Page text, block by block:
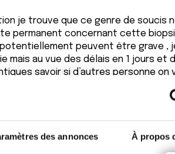
des annonces À propos
je trouve que ce genre de soucis
permanent concernant cette
peuvent être grave ,
mais au vue des délais en 1 jours et
savoir si d’autres personne on
en octobre 2023 pour le
m’angoisse et qui me fait peur
Je ne sais pas si j’aurais un retour du
le compte rendu après cette examen
une situation délicate lié au cancer .